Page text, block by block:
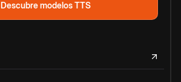
Descubre modelos TTS